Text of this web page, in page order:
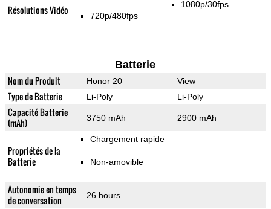
Résolutions Vidéo 720p/480fps
1080p/30fps
Batterie
Nom du Produit Honor 20 View
Type de Batterie Li-Poly Li-Poly
Capacité Batterie
(mAh)
3750 mAh 2900 mAh
Propriétés de la
Batterie
Chargement rapide
Non-amovible
Autonomie en temps
de conversation
26 hours